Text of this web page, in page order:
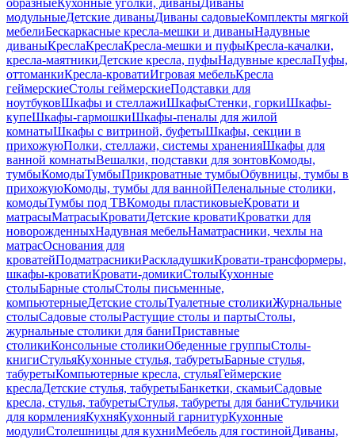
образныеКухонные уголки, диваныДиваны
модульныеДетские диваныДиваны садовыеКомплекты мягкой
мебелиБескаркасные кресла-мешки и диваныНадувные
диваныКреслаКреслаКресла-мешки и пуфыКресла-качалки,
кресла-маятникиДетские кресла, пуфыНадувные креслаПуфы,
оттоманкиКресла-кроватиИгровая мебельКресла
геймерскиеСтолы геймерскиеПодставки для
ноутбуковШкафы и стеллажиШкафыСтенки, горкиШкафы-
купеШкафы-гармошкиШкафы-пеналы для жилой
комнатыШкафы с витриной, буфетыШкафы, секции в
прихожуюПолки, стеллажи, системы храненияШкафы для
ванной комнатыВешалки, подставки для зонтовКомоды,
тумбыКомодыТумбыПрикроватные тумбыОбувницы, тумбы в
прихожуюКомоды, тумбы для ваннойПеленальные столики,
комодыТумбы под ТВКомоды пластиковыеКровати и
матрасыМатрасыКроватиДетские кроватиКроватки для
новорожденныхНадувная мебельНаматрасники, чехлы на
матрасОснования для
кроватейПодматрасникиРаскладушкиКровати-трансформеры,
шкафы-кроватиКровати-домикиСтолыКухонные
столыБарные столыСтолы письменные,
компьютерныеДетские столыТуалетные столикиЖурнальные
столыСадовые столыРастущие столы и партыСтолы,
журнальные столики для баниПриставные
столикиКонсольные столикиОбеденные группыСтолы-
книгиСтульяКухонные стулья, табуретыБарные стулья,
табуретыКомпьютерные кресла, стульяГеймерские
креслаДетские стулья, табуретыБанкетки, скамьиСадовые
кресла, стулья, табуретыСтулья, табуреты для баниСтульчики
для кормленияКухняКухонный гарнитурКухонные
модулиСтолешницы для кухниМебель для гостинойДиваны,